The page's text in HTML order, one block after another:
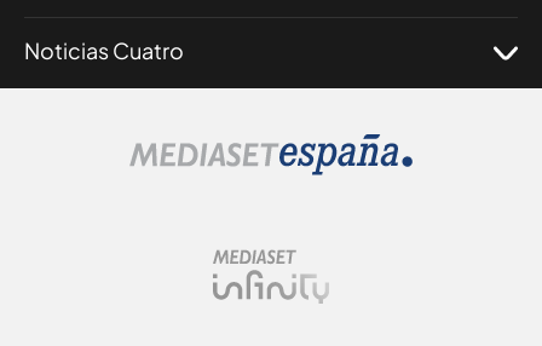
Noticias Cuatro